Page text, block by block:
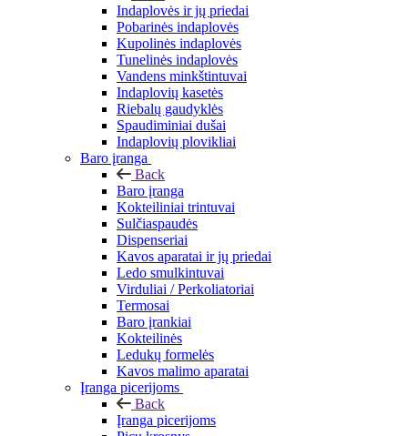
Indaplovės ir jų priedai
Pobarinės indaplovės
Kupolinės indaplovės
Tunelinės indaplovės
Vandens minkštintuvai
Indaplovių kasetės
Riebalų gaudyklės
Spaudiminiai dušai
Indaplovių plovikliai
Baro įranga
Back
Baro įranga
Kokteiliniai trintuvai
Sulčiaspaudės
Dispenseriai
Kavos aparatai ir jų priedai
Ledo smulkintuvai
Virduliai / Perkoliatoriai
Termosai
Baro įrankiai
Kokteilinės
Ledukų formelės
Kavos malimo aparatai
Įranga picerijoms
Back
Įranga picerijoms